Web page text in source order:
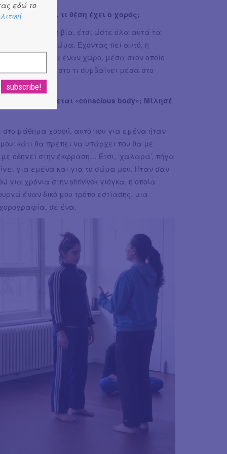
από τη βία, τι θέση έχει ο χορός;
εκτονώνει τη βία, έτσι ώστε όλα αυτά τα
μέσα στο σώμα. Έχοντας πει αυτό, η
συμμετέχοντα έναν χώρο, μέσα στον οποίο
και στο τι συμβαίνει μέσα στο
που ονομάζεται «conscious body»; Μίλησέ
μάθημα χορού, αυτό που για εμένα ήταν
κάτι θα πρέπει να υπάρχει που θα με
οδηγεί στην έκφραση… Έτσι, ‘χαλαρά’, πήγα
για εμένα και για το σώμα μου. Ήταν σαν
χρόνια στην shrivivek γιόγκα, η οποία
έναν δικό μου τρόπο εστίασης, μια
σε ένα.
εδώ το